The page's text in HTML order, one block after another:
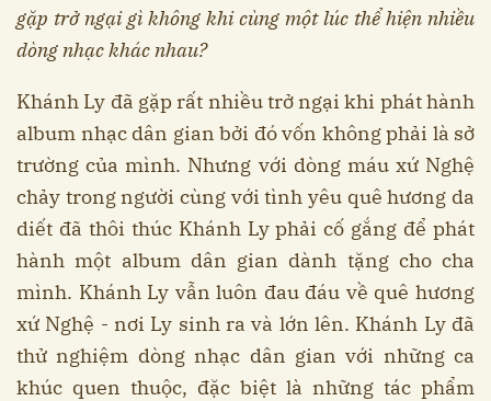
gặp trở ngại gì không khi cùng một lúc thể hiện nhiều
dòng nhạc khác nhau?
Khánh Ly đã gặp rất nhiều trở ngại khi phát hành
album nhạc dân gian bởi đó vốn không phải là sở
trường của mình. Nhưng với dòng máu xứ Nghệ
chảy trong người cùng với tình yêu quê hương da
diết đã thôi thúc Khánh Ly phải cố gắng để phát
hành một album dân gian dành tặng cho cha
mình. Khánh Ly vẫn luôn đau đáu về quê hương
xứ Nghệ - nơi Ly sinh ra và lớn lên. Khánh Ly đã
thử nghiệm dòng nhạc dân gian với những ca
khúc quen thuộc, đặc biệt là những tác phẩm